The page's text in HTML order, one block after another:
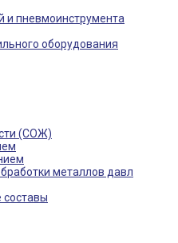
и пневмоинструмента
оборудования
(СОЖ)
металлов давл
составы